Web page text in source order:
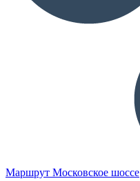
Маршрут Московское шоссе